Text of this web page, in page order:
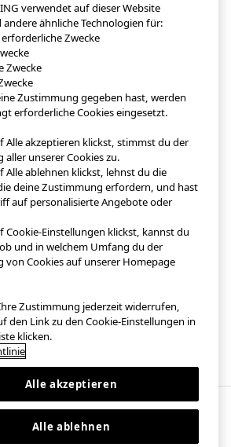
verwendet auf dieser Website
andere ähnliche Technologien für:
Zwecke
Zwecke
Zustimmung gegeben hast, werden
erforderliche Cookies eingesetzt.
Alle akzeptieren klickst, stimmst du der
aller unserer Cookies zu.
Alle ablehnen klickst, lehnst du die
deine Zustimmung erfordern, und hast
auf personalisierte Angebote oder
Cookie-Einstellungen klickst, kannst du
und in welchem ​​Umfang du der
von Cookies auf unserer Homepage
Zustimmung jederzeit widerrufen,
den Link zu den Cookie-Einstellungen in
klicken.
Alle akzeptieren
Alle ablehnen